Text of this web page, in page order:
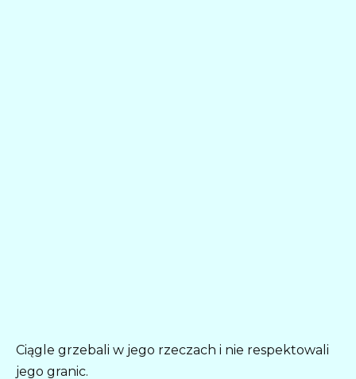
Ciągle grzebali w jego rzeczach i nie respektowali
jego granic.